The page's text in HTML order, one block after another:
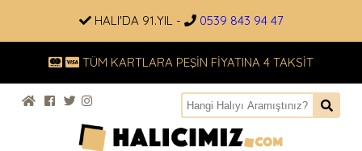
HALI'DA 91.YIL - 0539 843 94 47
TÜM KARTLARA PEŞİN FİYATINA 4 TAKSİT